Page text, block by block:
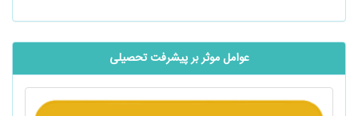
عوامل موثر بر پیشرفت تحصیلی